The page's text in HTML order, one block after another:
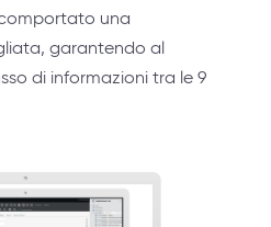
una
garantendo al
di informazioni tra le 9